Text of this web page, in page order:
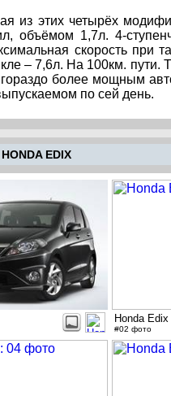
из этих четырёх
объёмом 1,7л. 4-
скорость при
– 7,6л. На 100км. пути.
гораздо более мощным
по сей день.
EDIX
Honda Edix
#02 фото